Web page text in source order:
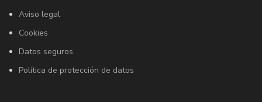
Aviso legal
Cookies
Datos seguros
Política de protección de datos